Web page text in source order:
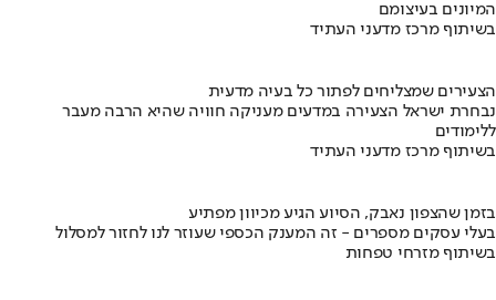
המיונים בעיצומם
בשיתוף מרכז מדעני העתיד
הצעירים שמצליחים לפתור כל בעיה מדעית
נבחרת ישראל הצעירה במדעים מעניקה חוויה שהיא הרבה מעבר
ללימודים
בשיתוף מרכז מדעני העתיד
בזמן שהצפון נאבק, הסיוע הגיע מכיוון מפתיע
בעלי עסקים מספרים - זה המענק הכספי שעוזר לנו לחזור למסלול
בשיתוף מזרחי טפחות